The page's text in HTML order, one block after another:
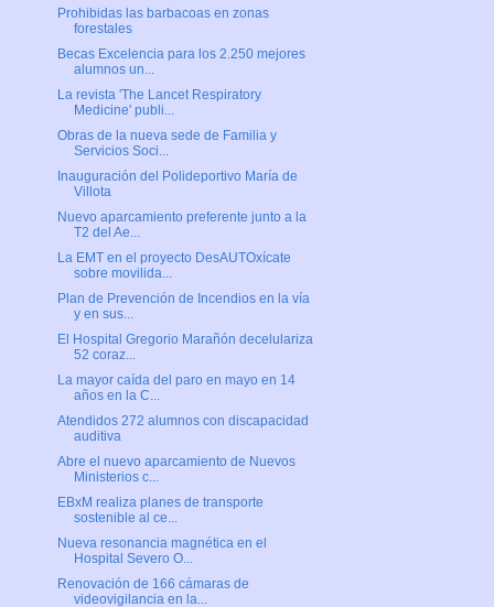
Prohibidas las barbacoas en zonas
forestales
Becas Excelencia para los 2.250 mejores
alumnos un...
La revista 'The Lancet Respiratory
Medicine' publi...
Obras de la nueva sede de Familia y
Servicios Soci...
Inauguración del Polideportivo María de
Villota
Nuevo aparcamiento preferente junto a la
T2 del Ae...
La EMT en el proyecto DesAUTOxícate
sobre movilida...
Plan de Prevención de Incendios en la vía
y en sus...
El Hospital Gregorio Marañón decelulariza
52 coraz...
La mayor caída del paro en mayo en 14
años en la C...
Atendidos 272 alumnos con discapacidad
auditiva
Abre el nuevo aparcamiento de Nuevos
Ministerios c...
EBxM realiza planes de transporte
sostenible al ce...
Nueva resonancia magnética en el
Hospital Severo O...
Renovación de 166 cámaras de
videovigilancia en la...